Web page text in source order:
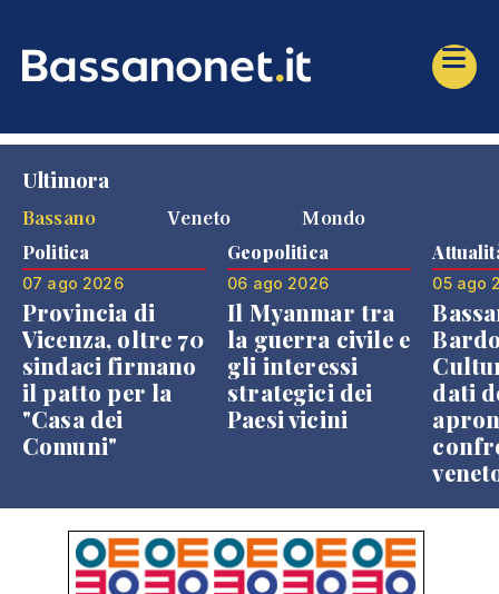
Ultimora
Bassano
Veneto Mondo
Politica
07 ago 2026
Provincia di
Vicenza, oltre 70
sindaci firmano
il patto per la
"Casa dei
Comuni"
Geopolitica
06 ago 2026
Il Myanmar tra
la guerra civile e
gli interessi
strategici dei
Paesi vicini
05 ago
dati